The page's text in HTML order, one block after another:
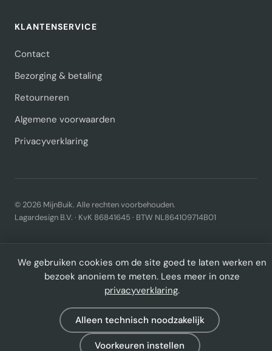
KLANTENSERVICE
Contact
Bezorging & betaling
Retourneren
Algemene voorwaarden
Privacyverklaring
© 2026 MijnBuik. Alle rechten voorbehouden.
Lagardesign B.V. · KvK 86841645 · BTW NL864109714B01
We gebruiken cookies om de site goed te laten werken en
bezoek anoniem te meten. Lees meer in onze
privacyverklaring.
Alleen technisch noodzakelijk
Voorkeuren instellen